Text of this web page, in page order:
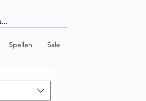
Spellen Sale